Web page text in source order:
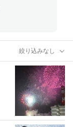
絞り込みなし